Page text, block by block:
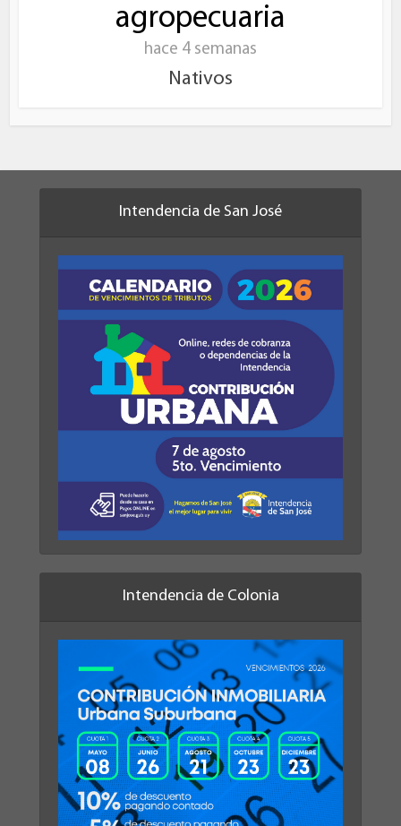
agropecuaria
hace 4 semanas
Nativos
Intendencia de San José
Intendencia de Colonia